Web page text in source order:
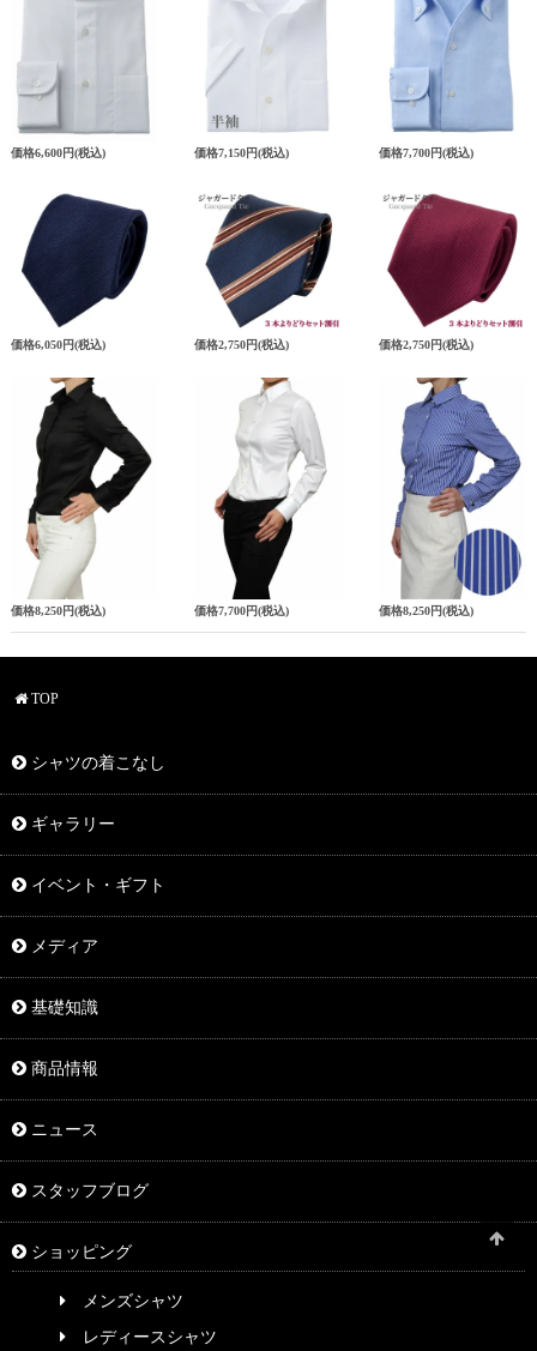
価格6,600円(税込) 価格7,150円(税込) 価格7,700円(税込)
価格6,050円(税込) 価格2,750円(税込) 価格2,750円(税込)
価格8,250円(税込) 価格7,700円(税込) 価格8,250円(税込)
TOP
シャツの着こなし
ギャラリー
イベント・ギフト
メディア
基礎知識
商品情報
ニュース
スタッフブログ
ショッピング
メンズシャツ
レディースシャツ